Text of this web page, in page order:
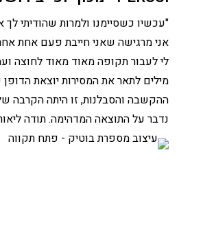
"עכשיו כשסיימנו ולמרות שהודיתי לך
אני מרגישה שאני חייבת פעם אחת
לי לעבור תקופה מאוד מאוד לחוצה
מילים לתאר את המסירות יוצאת הדופן
ההקשבה והסבלנות, זו היתה הקרבה
נדבר על התוצאה המדהימה. תודה